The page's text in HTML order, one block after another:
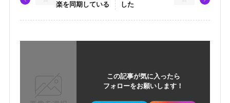
楽を同期している
した
この記事が気に入ったら
フォローをお願いします！